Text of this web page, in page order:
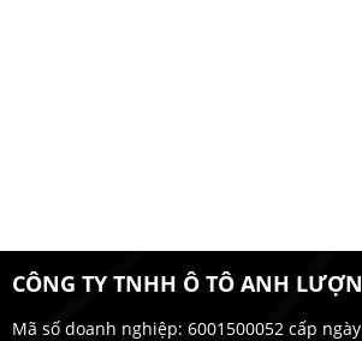
CÔNG TY TNHH Ô TÔ ANH
Mã số doanh nghiệp: 6001500052 cấp